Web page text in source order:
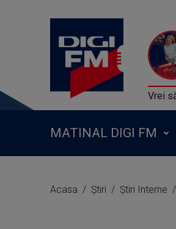
Vrei
MATINAL DIGI FM
Acasa Știri Știri Interne